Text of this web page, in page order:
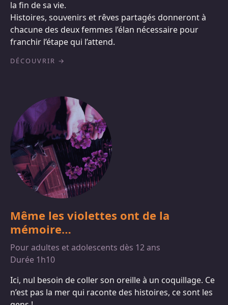
la fin de sa vie.
Histoires, souvenirs et rêves partagés donneront à
chacune des deux femmes l’élan nécessaire pour
franchir l’étape qui l’attend.
DÉCOUVRIR
Même les violettes ont de la
mémoire…
Pour adultes et adolescents dès 12 ans
Durée 1h10
Ici, nul besoin de coller son oreille à un coquillage. Ce
n’est pas la mer qui raconte des histoires, ce sont les